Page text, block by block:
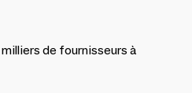
de fournisseurs à